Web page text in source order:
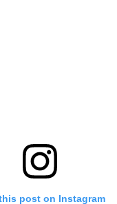
post on Instagram